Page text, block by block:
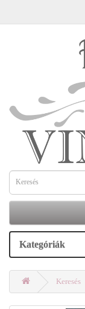
Kategóriák
Keresés